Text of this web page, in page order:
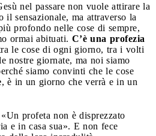
nel passare non vuole attirare la
il sensazionale, ma attraverso la
profondo nelle cose di sempre,
ormai abituati. C’è una profezia
le cose di ogni giorno, tra i volti
nostre giornate, ma noi siamo
siamo convinti che le cose
, è in un giorno che verrà e in un
profeta non è disprezzato
e in casa sua». E non fece